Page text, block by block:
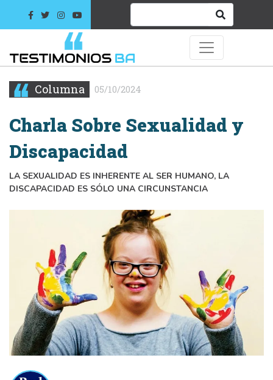
Columna 05/10/2024
Charla Sobre Sexualidad y
Discapacidad
LA SEXUALIDAD ES INHERENTE AL SER HUMANO, LA
DISCAPACIDAD ES SÓLO UNA CIRCUNSTANCIA